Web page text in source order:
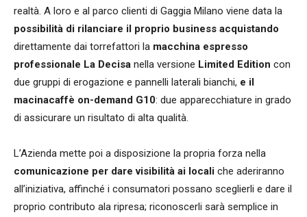
realtà. A loro e al parco clienti di Gaggia Milano viene data la
possibilità di rilanciare il proprio business acquistando
direttamente dai torrefattori la macchina espresso
professionale La Decisa nella versione Limited Edition con
due gruppi di erogazione e pannelli laterali bianchi, e il
macinacaffè on-demand G10: due apparecchiature in grado
di assicurare un risultato di alta qualità.
L’Azienda mette poi a disposizione la propria forza nella
comunicazione per dare visibilità ai locali che aderiranno
all’iniziativa, affinché i consumatori possano sceglierli e dare il
proprio contributo ala ripresa; riconoscerli sarà semplice in